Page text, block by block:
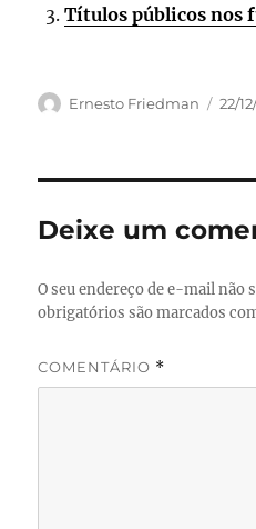
Títulos públicos nos
Autor
Ernesto Friedman 22/
Deixe um
O seu endereço de e-mail não
obrigatórios são marcados
COMENTÁRIO *